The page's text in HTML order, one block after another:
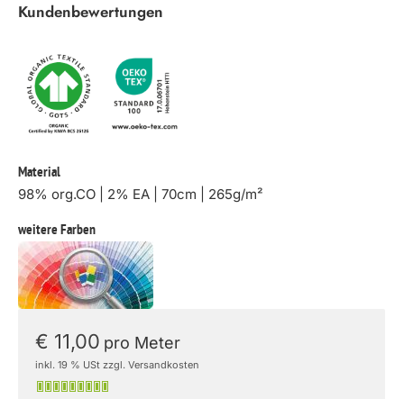
Kundenbewertungen
Material
98% org.CO | 2% EA | 70cm | 265g/m²
weitere Farben
€ 11,00 pro Meter
inkl. 19 % USt zzgl. Versandkosten